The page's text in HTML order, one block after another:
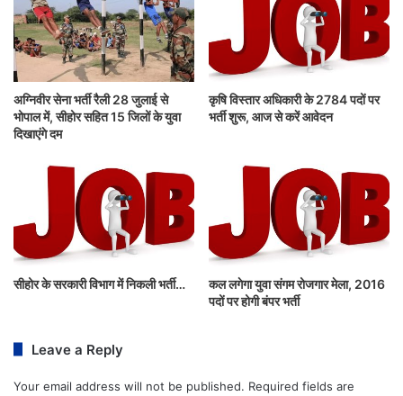
अग्निवीर सेना भर्ती रैली 28 जुलाई से
भोपाल में, सीहोर सहित 15 जिलों के युवा
दिखाएंगे दम
कृषि विस्तार अधिकारी के 2784 पदों पर
भर्ती शुरू, आज से करें आवेदन
सीहोर के सरकारी विभाग में निकली भर्ती…
कल लगेगा युवा संगम रोजगार मेला, 2016
पदों पर होगी बंपर भर्ती
Leave a Reply
Your email address will not be published. Required fields are